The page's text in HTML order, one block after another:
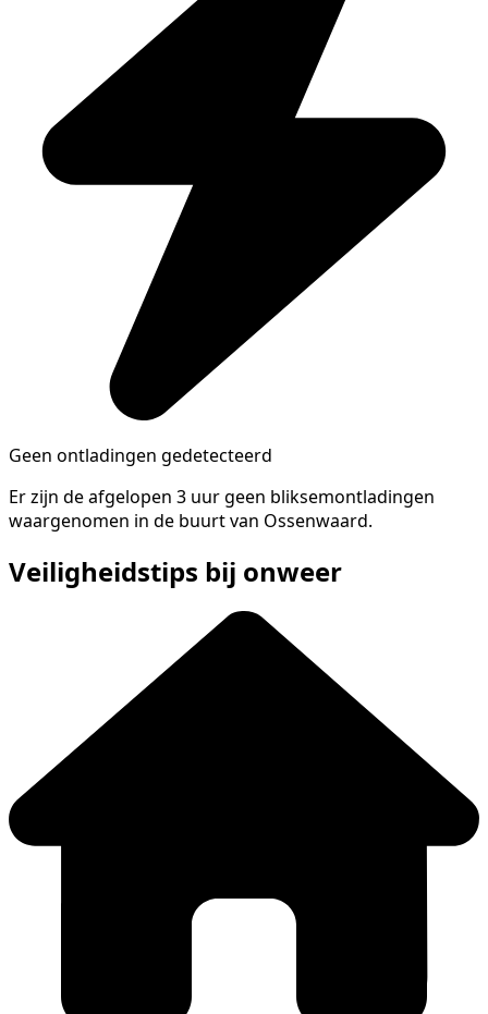
Geen ontladingen gedetecteerd
Er zijn de afgelopen 3 uur geen bliksemontladingen
waargenomen in de buurt van Ossenwaard.
Veiligheidstips bij onweer